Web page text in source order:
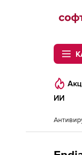
Softline
ИИ